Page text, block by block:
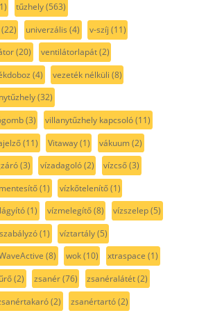
tűzhely(563)
univerzális (4) v-szíj (11)
(20) ventilátorlapát(2)
(4) vezeték nélküli (8)
(32)
(3) villanytűzhely kapcsoló(11)
(11) Vitaway(1) vákuum(2)
(3) vízadagoló(2) vízcső(3)
(1) vízkőtelenítő(1)
(1) vízmelegítő(8) vízszelep(5)
(1) víztartály(5)
(8) wok(10) xtraspace (1)
(2) zsanér(76) zsanéralátét(2)
(2) zsanértartó(2)